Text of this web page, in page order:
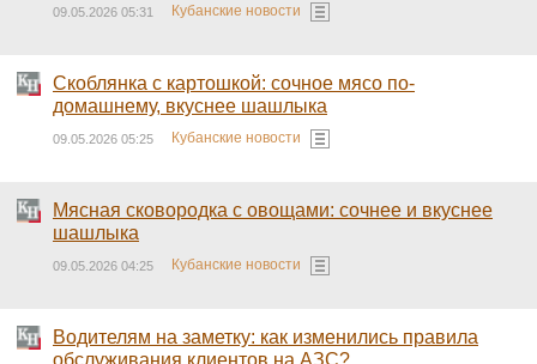
09.05.2026 05:31 Кубанские новости
Скоблянка с картошкой: сочное мясо по-
домашнему, вкуснее шашлыка
09.05.2026 05:25 Кубанские новости
Мясная сковородка с овощами: сочнее и вкуснее
шашлыка
09.05.2026 04:25 Кубанские новости
Водителям на заметку: как изменились правила
обслуживания клиентов на АЗС?